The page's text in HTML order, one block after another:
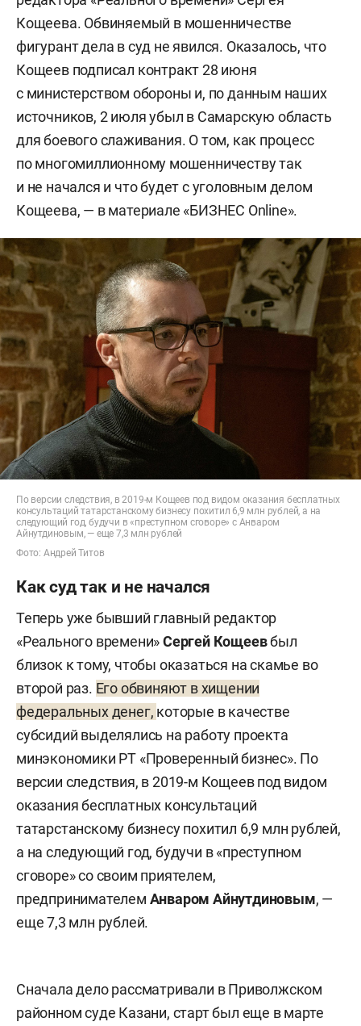
Кощеева. Обвиняемый в мошенничестве
фигурант дела в суд не явился. Оказалось, что
Кощеев подписал контракт 28 июня
с министерством обороны и, по данным наших
источников, 2 июля убыл в Самарскую область
для боевого слаживания. О том, как процесс
по многомиллионному мошенничеству так
и не начался и что будет с уголовным делом
Кощеева, — в материале «БИЗНЕС Online».
По версии следствия, в 2019-м Кощеев под видом оказания бесплатных
консультаций татарстанскому бизнесу похитил 6,9 млн рублей, а на
следующий год, будучи в «преступном сговоре» с Анваром
Айнутдиновым, — еще 7,3 млн рублей
Фото: Андрей Титов
Как суд так и не начался
Теперь уже бывший главный редактор
«Реального времени»Сергей Кощеевбыл
близок к тому, чтобы оказаться на скамье во
второй раз. Его обвиняют в хищении
федеральных денег, которые в качестве
субсидий выделялись на работу проекта
минэкономики РТ «Проверенный бизнес». По
версии следствия, в 2019-м Кощеев под видом
оказания бесплатных консультаций
татарстанскому бизнесу похитил 6,9 млн рублей,
а на следующий год, будучи в «преступном
сговоре» со своим приятелем,
предпринимателем Анваром Айнутдиновым, —
еще 7,3 млн рублей.
Сначала дело рассматривали в Приволжском
районном суде Казани, старт был еще в марте